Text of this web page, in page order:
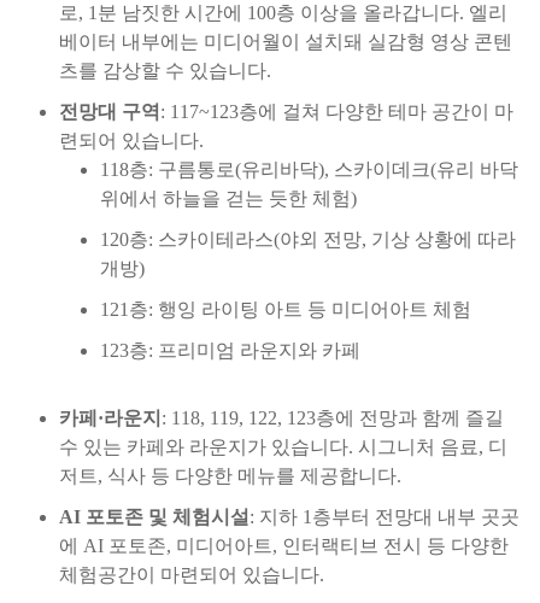
로, 1분 남짓한 시간에 100층 이상을 올라갑니다. 엘리
베이터 내부에는 미디어월이 설치돼 실감형 영상 콘텐
츠를 감상할 수 있습니다.
전망대 구역 : 117~123층에 걸쳐 다양한 테마 공간이 마
련되어 있습니다.
118층: 구름통로(유리바닥), 스카이데크(유리 바닥
위에서 하늘을 걷는 듯한 체험)
120층: 스카이테라스(야외 전망, 기상 상황에 따라
개방)
121층: 행잉 라이팅 아트 등 미디어아트 체험
123층: 프리미엄 라운지와 카페
카페·라운지 : 118, 119, 122, 123층에 전망과 함께 즐길
수 있는 카페와 라운지가 있습니다. 시그니처 음료, 디
저트, 식사 등 다양한 메뉴를 제공합니다.
AI 포토존 및 체험시설 : 지하 1층부터 전망대 내부 곳곳
에 AI 포토존, 미디어아트, 인터랙티브 전시 등 다양한
체험공간이 마련되어 있습니다.